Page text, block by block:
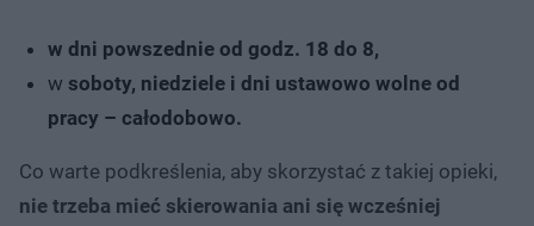
w dni powszednie od godz. 18 do 8,
w soboty, niedziele i dni ustawowo wolne od
pracy – całodobowo.
Co warte podkreślenia, aby skorzystać z takiej opieki,
nie trzeba mieć skierowania ani się wcześniej